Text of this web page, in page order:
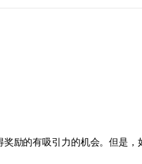
励的有吸引力的机会。但是，